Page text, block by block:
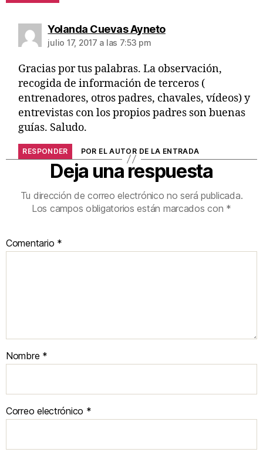
Yolanda Cuevas Ayneto
julio 17, 2017 a las 7:53 pm
Gracias por tus palabras. La observación,
recogida de información de terceros (
entrenadores, otros padres, chavales, vídeos) y
entrevistas con los propios padres son buenas
guías. Saludo.
RESPONDER POR EL AUTOR DE LA ENTRADA
Deja una respuesta
Tu dirección de correo electrónico no será publicada.
Los campos obligatorios están marcados con *
Comentario *
Nombre *
Correo electrónico *